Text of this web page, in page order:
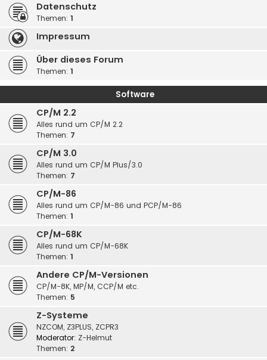
Datenschutz
Themen: 1
Impressum
Über dieses Forum
Themen: 1
Software
CP/M 2.2
Alles rund um CP/M 2.2
Themen: 7
CP/M 3.0
Alles rund um CP/M Plus/3.0
Themen: 7
CP/M-86
Alles rund um CP/M-86 und PCP/M-86
Themen: 1
CP/M-68K
Alles rund um CP/M-68K
Themen: 1
Andere CP/M-Versionen
CP/M-8K, MP/M, CCP/M etc.
Themen: 5
Z-Systeme
NZCOM, Z3PLUS, ZCPR3
Moderator: Z-Helmut
Themen: 2